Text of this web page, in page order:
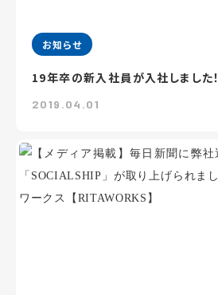
お知らせ
19年卒の新入社員が入社しました！
2019.04.01